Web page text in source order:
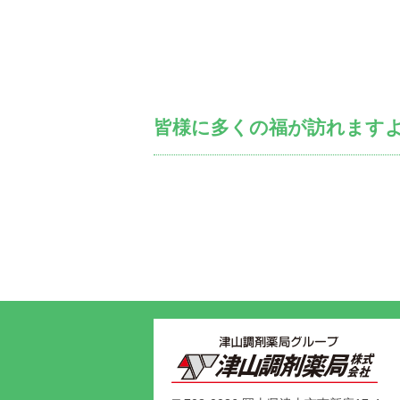
皆様に多くの福が訪れます